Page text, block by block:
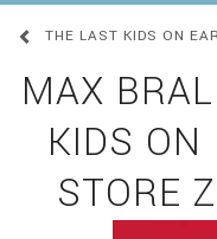
THE LAST KIDS ON
MAX
KIDS ON
STORE